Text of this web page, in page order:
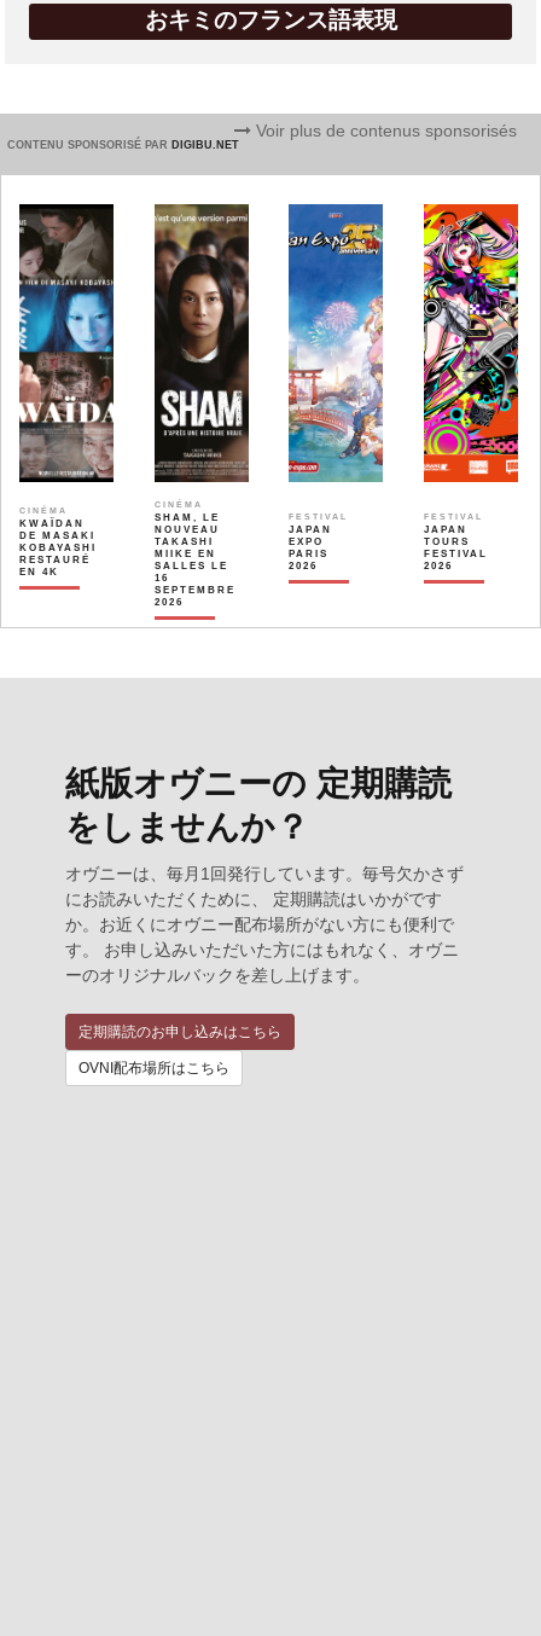
おキミのフランス語表現
CONTENU SPONSORISÉ PAR DIGIBU.NET
Voir plus de contenus sponsorisés
CINÉMA
KWAÏDAN
DE MASAKI
KOBAYASHI
RESTAURÉ
EN 4K
CINÉMA
SHAM, LE
NOUVEAU
TAKASHI
MIIKE EN
SALLES LE
16
SEPTEMBRE
2026
FESTIVAL
JAPAN
EXPO
PARIS
2026
FESTIVAL
JAPAN
TOURS
FESTIVAL
2026
紙版オヴニーの 定期購読
をしませんか？
オヴニーは、毎月1回発行しています。毎号欠かさず
にお読みいただくために、 定期購読はいかがです
か。お近くにオヴニー配布場所がない方にも便利で
す。 お申し込みいただいた方にはもれなく、オヴニ
ーのオリジナルバックを差し上げます。
定期購読のお申し込みはこちら
OVNI配布場所はこちら